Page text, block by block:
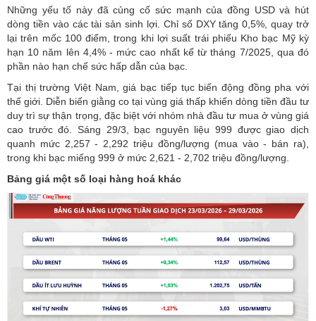
Những yếu tố này đã củng cố sức mạnh của đồng USD và hút
dòng tiền vào các tài sản sinh lợi. Chỉ số DXY tăng 0,5%, quay trở
lại trên mốc 100 điểm, trong khi lợi suất trái phiếu Kho bạc Mỹ kỳ
hạn 10 năm lên 4,4% - mức cao nhất kể từ tháng 7/2025, qua đó
phần nào hạn chế sức hấp dẫn của bạc.
Tại thị trường Việt Nam, giá bạc tiếp tục biến động đồng pha với
thế giới. Diễn biến giằng co tại vùng giá thấp khiến dòng tiền đầu tư
duy trì sự thận trọng, đặc biệt với nhóm nhà đầu tư mua ở vùng giá
cao trước đó. Sáng 29/3, bạc nguyên liệu 999 được giao dịch
quanh mức 2,257 - 2,292 triệu đồng/lượng (mua vào - bán ra),
trong khi bạc miếng 999 ở mức 2,621 - 2,702 triệu đồng/lượng.
Bảng giá một số loại hàng hoá khác